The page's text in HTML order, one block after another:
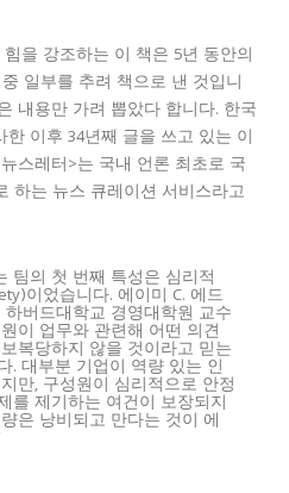
을 강조하는 이 책은 5년 동안의
일부를 추려 책으로 낸 것입니
내용만 가려 뽑았다 합니다. 한국
이후 34년째 글을 쓰고 있는 이
스레터>는 국내 언론 최초로 국
하는 뉴스 큐레이션 서비스라고
팀의 첫 번째 특성은 심리적
이었습니다. 에이미 C. 에드
하버드대학교 경영대학원 교수
이 업무와 관련해 어떤 의견
복당하지 않을 것이라고 믿는
. 대부분 기업이 역량 있는 인
만, 구성원이 심리적으로 안정
를 제기하는 여건이 보장되지
은 낭비되고 만다는 것이 에